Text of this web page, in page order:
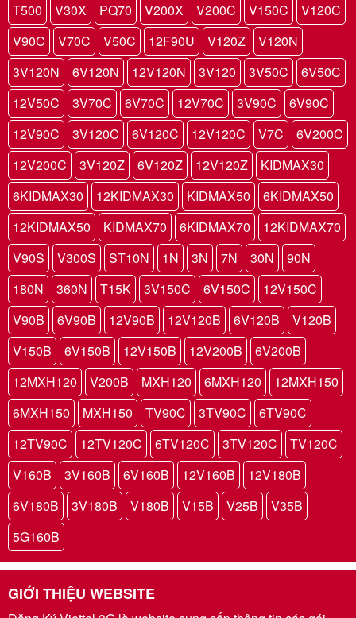
T500
V30X PQ70 V200X V200C V150C
V120C
V90C
V70C V50C 12F90U V120Z
V120N
3V120N
6V120N 12V120N 3V120 3V50C
6V50C
12V50C
3V70C 6V70C 12V70C 3V90C
6V90C
12V90C
3V120C 6V120C 12V120C V7C
6V200C
12V200C
3V120Z 6V120Z 12V120Z
KIDMAX30
6KIDMAX30
12KIDMAX30 KIDMAX50
6KIDMAX50
12KIDMAX50
KIDMAX70 6KIDMAX70
12KIDMAX70
V90S
V300S ST10N 1N 3N 7N 30N
90N
180N
360N T15K 3V150C 6V150C
12V150C
V90B
6V90B 12V90B 12V120B 6V120B
V120B
V150B
6V150B 12V150B 12V200B
6V200B
12MXH120
V200B MXH120 6MXH120
12MXH150
6MXH150
MXH150 TV90C 3TV90C
6TV90C
12TV90C
12TV120C 6TV120C 3TV120C
TV120C
V160B
3V160B 6V160B 12V160B
12V180B
6V180B
3V180B V180B V15B V25B
V35B
5G160B
GIỚI THIỆU WEBSITE